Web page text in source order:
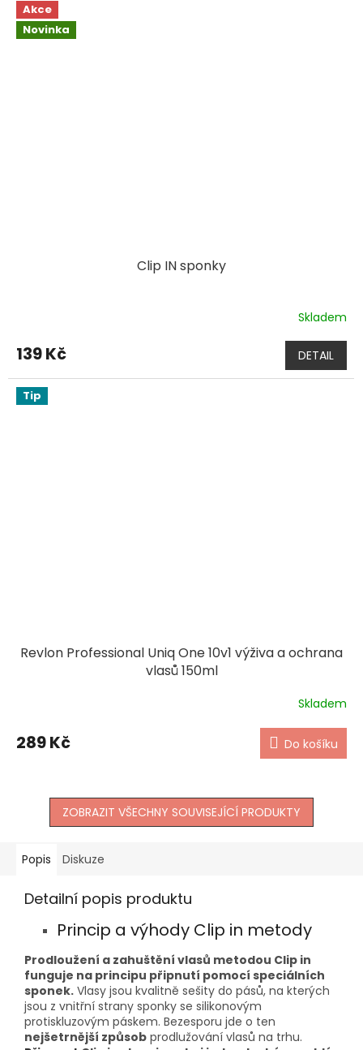
Akce
Novinka
Clip IN sponky
Skladem
139 Kč DETAIL
Tip
Revlon Professional Uniq One 10v1 výživa a ochrana
vlasů 150ml
Skladem
289 Kč Do košíku
ZOBRAZIT VŠECHNY SOUVISEJÍCÍ PRODUKTY
Popis Diskuze
Detailní popis produktu
Princip a výhody Clip in metody
Prodloužení a zahuštění vlasů metodou Clip in
funguje na principu připnutí pomocí speciálních
sponek. Vlasy jsou kvalitně sešity do pásů, na kterých
jsou z vnitřní strany sponky se silikonovým
protiskluzovým páskem. Bezesporu jde o ten
nejšetrnější způsob prodlužování vlasů na trhu.